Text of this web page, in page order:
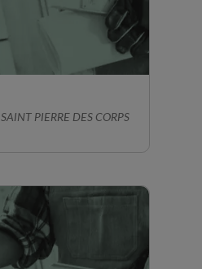
SAINT PIERRE DES CORPS